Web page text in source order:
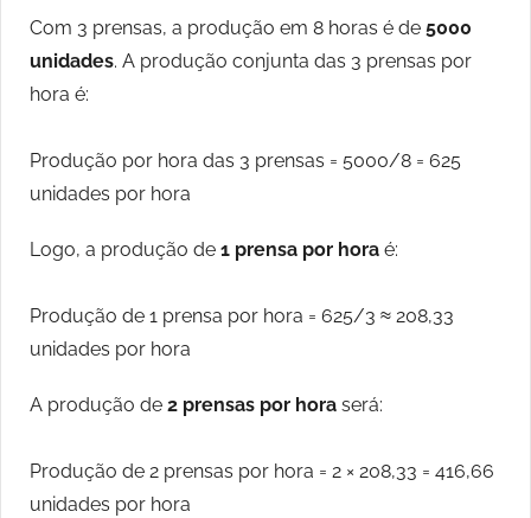
Com 3 prensas, a produção em 8 horas é de 5000
unidades. A produção conjunta das 3 prensas por
hora é:
Produção por hora das 3 prensas = 5000/8 = 625
unidades por hora
Logo, a produção de 1 prensa por hora é:
Produção de 1 prensa por hora = 625/3 ≈ 208,33
unidades por hora
A produção de 2 prensas por hora será:
Produção de 2 prensas por hora = 2 × 208,33 = 416,66
unidades por hora